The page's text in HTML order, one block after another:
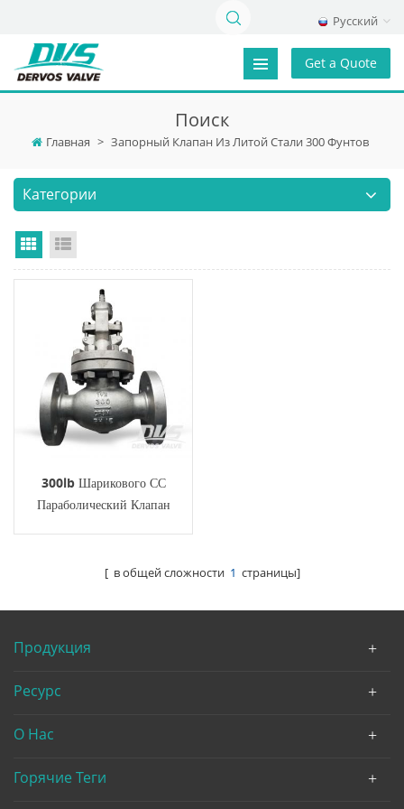
Русский
Get a Quote
Поиск
Главная > Запорный Клапан Из Литой Стали 300 Фунтов
Категории
Grid View
300lb Шарикового СС
Параболический Клапан
[ в общей сложности 1 страницы]
Продукция
Ресурс
О Нас
Горячие Теги